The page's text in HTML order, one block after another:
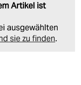
Artikel ist
ausgewählten
sie zu finden.